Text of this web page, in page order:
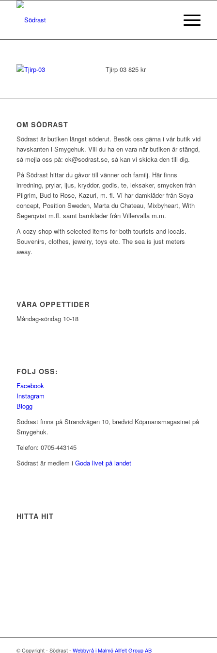
Tjirp 03 825 kr
OM SÖDRAST
Södrast är butiken längst söderut. Besök oss gärna i vår butik vid
havskanten i Smygehuk. Vill du ha en vara när butiken är stängd,
så mejla oss på: ck@sodrast.se, så kan vi skicka den till dig.
På Södrast hittar du gåvor till vänner och familj. Här finns
inredning, prylar, ljus, kryddor, godis, te, leksaker, smycken från
Pilgrim, Bud to Rose, Kazuri, m. fl. Vi har damkläder från Soya
concept, Position Sweden, Marta du Chateau, Mixbyheart, With
Segerqvist m.fl. samt barnkläder från Villervalla m.m.
A cozy shop with selected items for both tourists and locals.
Souvenirs, clothes, jewelry, toys etc. The sea is just meters
away.
VÅRA ÖPPETTIDER
Måndag-söndag 10-18
FÖLJ OSS:
Facebook
Instagram
Blogg
Södrast finns på Strandvägen 10, bredvid Köpmansmagasinet på
Smygehuk.
Telefon: 0705-443145
Södrast är medlem i Goda livet på landet
HITTA HIT
© Copyright - Södrast - Webbyrå i Malmö Allfelt Group AB